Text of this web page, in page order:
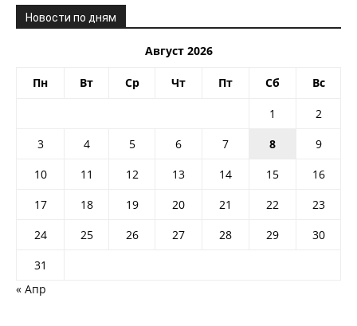
Новости по дням
Август 2026
Пн Вт Ср Чт Пт Сб Вс
1
2
3
4 5 6 7 8
9
10
11 12 13 14 15
16
17
18 19 20 21 22
23
24
25 26 27 28 29
30
31
« Апр